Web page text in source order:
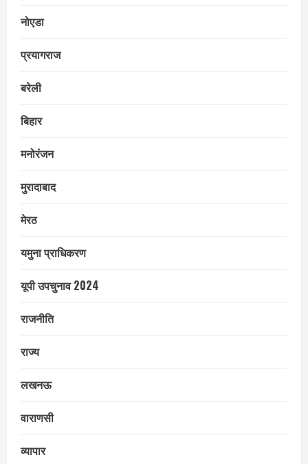
नोएडा
प्रयागराज
बरेली
बिहार
मनोरंजन
मुरादाबाद
मेरठ
यमुना प्राधिकरण
यूपी उपचुनाव 2024
राजनीति
राज्य
लखनऊ
वाराणसी
व्यापार